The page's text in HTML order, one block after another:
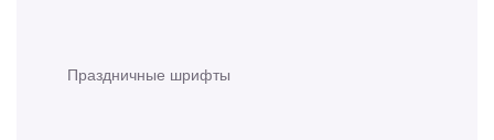
Праздничные шрифты